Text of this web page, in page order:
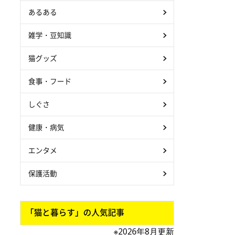
あるある
雑学・豆知識
猫グッズ
食事・フード
しぐさ
健康・病気
エンタメ
保護活動
「猫と暮らす」の人気記事
※2026年8月更新